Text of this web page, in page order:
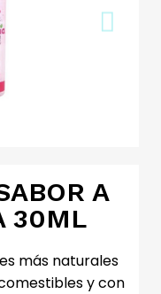
A
30ML
más naturales
y con